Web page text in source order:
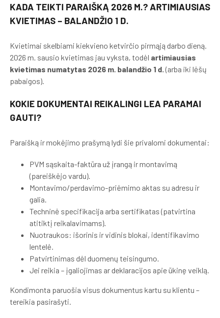
KADA TEIKTI PARAIŠKĄ 2026 M.? ARTIMIAUSIAS
KVIETIMAS – BALANDŽIO 1 D.
Kvietimai skelbiami kiekvieno ketvirčio pirmąją darbo dieną.
2026 m. sausio kvietimas jau vyksta, todėl artimiausias
kvietimas numatytas 2026 m. balandžio 1 d.(arba iki lėšų
pabaigos).
KOKIE DOKUMENTAI REIKALINGI LEA PARAMAI
GAUTI?
Paraišką ir mokėjimo prašymą lydi šie privalomi dokumentai:
PVM sąskaita-faktūra už įrangą ir montavimą
(pareiškėjo vardu).
Montavimo/perdavimo-priėmimo aktas su adresu ir
galia.
Techninė specifikacija arba sertifikatas (patvirtina
atitiktį reikalavimams).
Nuotraukos: išorinis ir vidinis blokai, identifikavimo
lentelė.
Patvirtinimas dėl duomenų teisingumo.
Jei reikia – įgaliojimas ar deklaracijos apie ūkinę veiklą.
Kondimonta paruošia visus dokumentus kartu su klientu –
tereikia pasirašyti.